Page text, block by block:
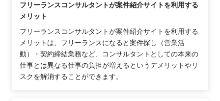
フリーランスコンサルタントが案件紹介サイトを利用する
メリット
フリーランスコンサルタントが案件紹介サイトを利用する
メリットは、フリーランスになると案件探し（営業活
動）・契約締結業務など、コンサルタントとしての本来の
仕事とは異なる仕事の負担が増えるというデメリットやリ
スクを解消することができます。